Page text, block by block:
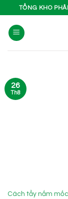
nội
dung
TỔNG KHO
Cách tẩy nấm
26
Th8